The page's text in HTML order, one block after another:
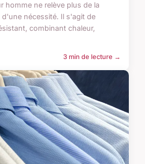
homme ne relève plus de la
nécessité. Il s'agit de
combinant chaleur,
3 min de lecture →